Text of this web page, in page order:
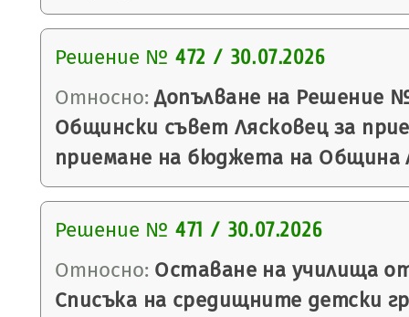
Решение № 472 / 30.07.2026
Относно: Допълване на Решение
Общински съвет Лясковец за
приемане на бюджета на Община
Решение № 471 / 30.07.2026
Относно: Оставане на училища
Списъка на средищните детски